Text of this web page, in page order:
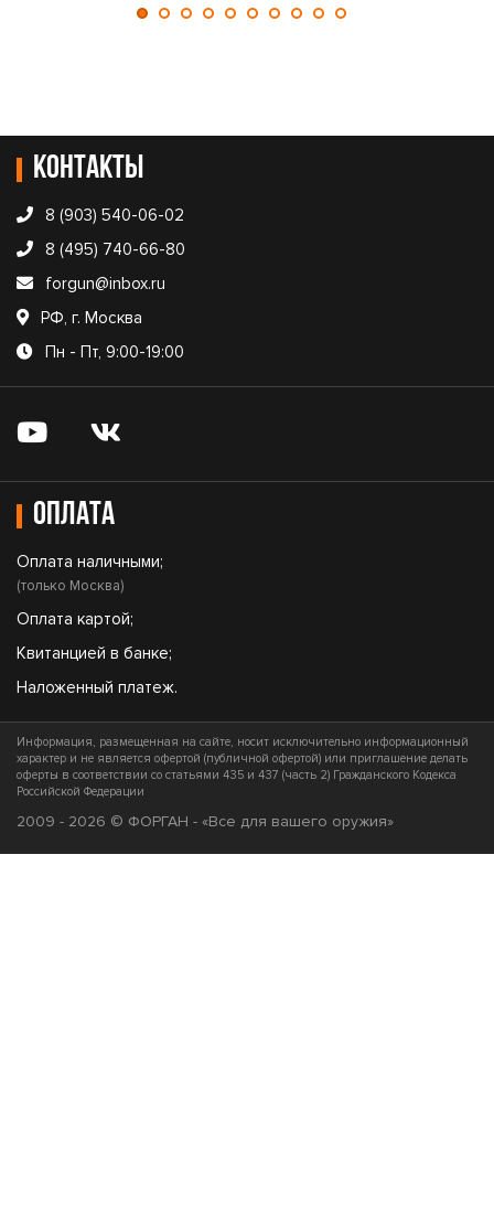
Контакты
8 (903) 540-06-02
8 (495) 740-66-80
forgun@inbox.ru
РФ, г. Москва
Пн - Пт, 9:00-19:00
Оплата
Оплата наличными;
(только Москва)
Оплата картой;
Квитанцией в банке;
Наложенный платеж.
Информация, размещенная на сайте, носит исключительно информационный
характер и не является офертой (публичной офертой) или приглашение делать
оферты в соответствии со статьями 435 и 437 (часть 2) Гражданского Кодекса
Российской Федерации
2009 - 2026 © ФОРГАН - «Все для вашего оружия»